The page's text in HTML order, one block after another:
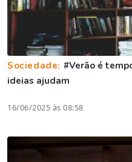
Sociedade: #Verão é
ideias ajudam
16/06/2025 às 08:58